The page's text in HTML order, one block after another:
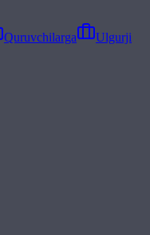
Quruvchilarga
Ulgurji